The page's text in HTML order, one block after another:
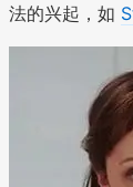
法的兴起，如